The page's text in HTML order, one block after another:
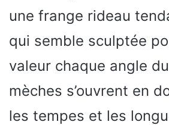
une frange rideau
qui semble sculptée
valeur chaque angle
mèches s’ouvrent en
les tempes et les